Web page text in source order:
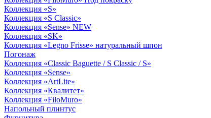
Коллекция «S»
Коллекция «S Classic»
Коллекция «Sense» NEW
Коллекция «SK»
Коллекция «Legno Frisse» натуральный шпон
Погонаж
Коллекция «Classic Baguette / S Classic / S»
Коллекция «Sense»
Коллекция «ArtLite»
Коллекция «Квалитет»
Коллекция «FiloMuro»
Напольный плинтус